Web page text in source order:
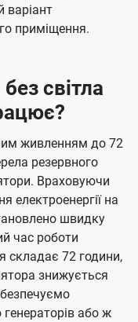
варіант
приміщення.
світла
живленням до 72
резервного
Враховуючи
електроенергії на
швидку
час роботи
складає 72 години,
знижується
або ж